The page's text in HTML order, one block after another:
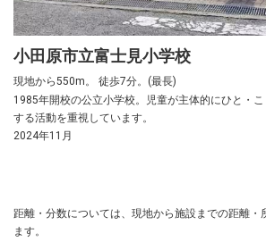
小田原市立富士見小学校
現地から550m。 徒歩7分。(最長)
1985年開校の公立小学校。児童が主体的にひと・
する活動を重視しています。
2024年11月
距離・分数については、現地から施設までの距離・
ます。